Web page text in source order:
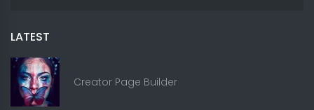
LATEST
Creator Page Builder